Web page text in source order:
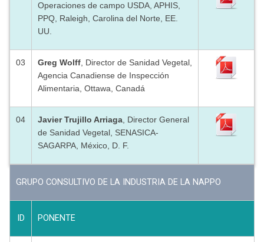
Operaciones de campo USDA, APHIS,
PPQ, Raleigh, Carolina del Norte, EE.
UU.
03 Greg Wolff , Director de Sanidad Vegetal,
Agencia Canadiense de Inspección
Alimentaria, Ottawa, Canadá
04 Javier Trujillo Arriaga , Director General
de Sanidad Vegetal, SENASICA-
SAGARPA, México, D. F.
GRUPO CONSULTIVO DE LA INDUSTRIA DE LA NAPPO
ID PONENTE